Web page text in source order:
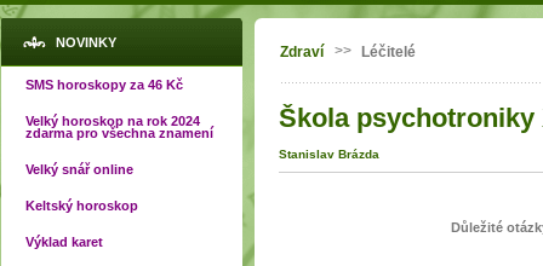
NOVINKY
SMS horoskopy za 46 Kč
Velký horoskop na rok 2024
zdarma pro všechna znamení
Velký snář online
Keltský horoskop
Výklad karet
Jste zde
Zdraví >> Léčitelé
Škola psychotroniky
Stanislav Brázda
Důležité